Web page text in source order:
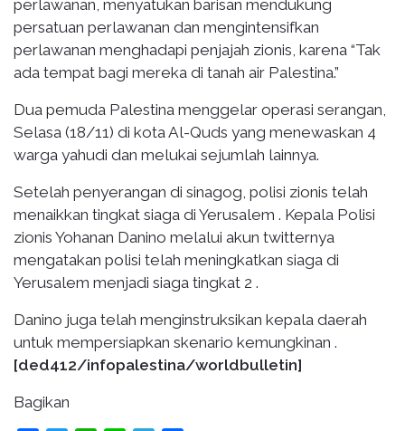
perlawanan, menyatukan barisan mendukung
persatuan perlawanan dan mengintensifkan
perlawanan menghadapi penjajah zionis, karena “Tak
ada tempat bagi mereka di tanah air Palestina.”
Dua pemuda Palestina menggelar operasi serangan,
Selasa (18/11) di kota Al-Quds yang menewaskan 4
warga yahudi dan melukai sejumlah lainnya.
Setelah penyerangan di sinagog, polisi zionis telah
menaikkan tingkat siaga di Yerusalem . Kepala Polisi
zionis Yohanan Danino melalui akun twitternya
mengatakan polisi telah meningkatkan siaga di
Yerusalem menjadi siaga tingkat 2 .
Danino juga telah menginstruksikan kepala daerah
untuk mempersiapkan skenario kemungkinan .
[ded412/infopalestina/worldbulletin]
Bagikan